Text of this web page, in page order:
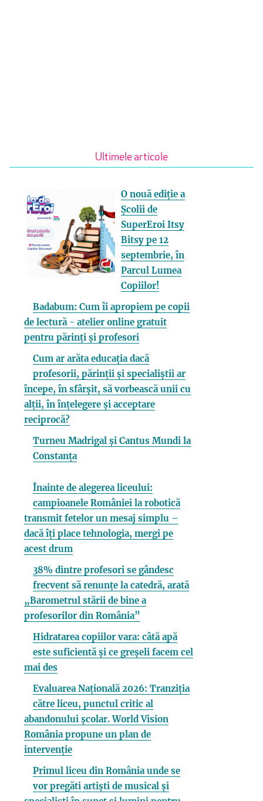
Ultimele articole
O nouă ediție a
Școlii de
SuperEroi Itsy
Bitsy pe 12
septembrie, în
Parcul Lumea
Copiilor!
Badabum: Cum îi apropiem pe copii
de lectură - atelier online gratuit
pentru părinți și profesori
Cum ar arăta educația dacă
profesorii, părinții și specialiștii ar
începe, în sfârșit, să vorbească unii cu
alții, în înțelegere și acceptare
reciprocă?
Turneu Madrigal și Cantus Mundi la
Constanța
Înainte de alegerea liceului:
campioanele României la robotică
transmit fetelor un mesaj simplu –
dacă îți place tehnologia, mergi pe
acest drum
38% dintre profesori se gândesc
frecvent să renunțe la catedră, arată
„Barometrul stării de bine a
profesorilor din România”
Hidratarea copiilor vara: câtă apă
este suficientă și ce greșeli facem cel
mai des
Evaluarea Națională 2026: Tranziția
către liceu, punctul critic al
abandonului școlar. World Vision
România propune un plan de
intervenție
Primul liceu din România unde se
vor pregăti artiști de musical și